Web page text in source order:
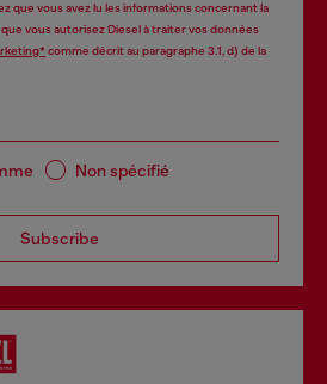
que vous avez lu les informations concernant la
vous autorisez Diesel à traiter vos données
comme décrit au paragraphe 3.1, d) de la
Non spécifié
Subscribe